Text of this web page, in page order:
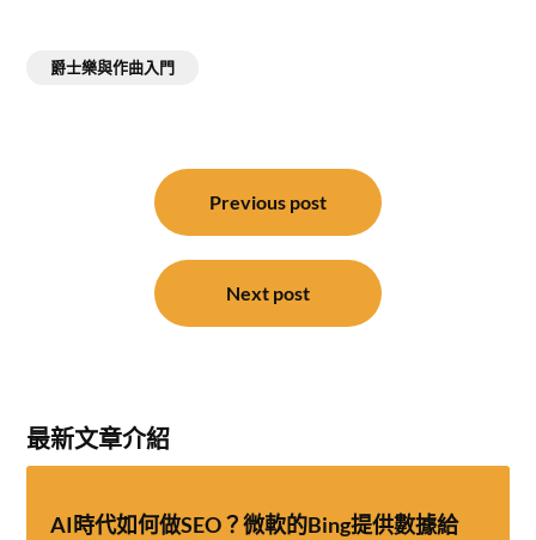
爵士樂與作曲入門
Previous post
Next post
最新文章介紹
AI時代如何做SEO？微軟的Bing提供數據給